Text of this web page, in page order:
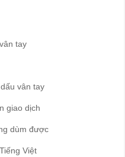
tay
vân tay
giao dịch
dùm được
Việt